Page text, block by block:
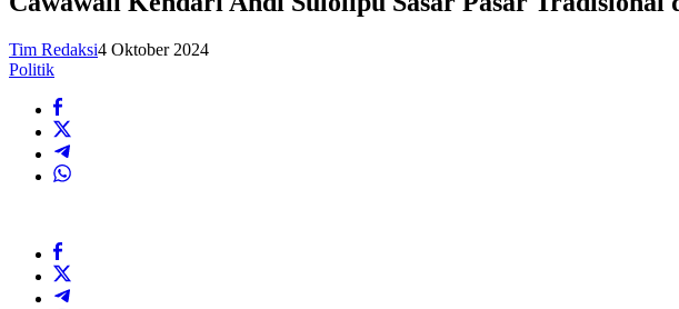
Tim Redaksi4 Oktober 2024
Politik